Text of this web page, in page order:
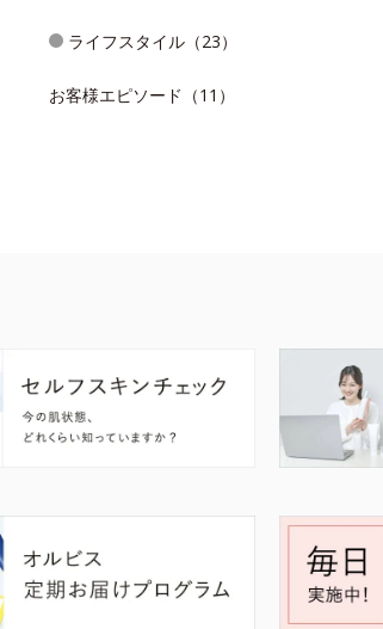
ライフスタイル（23）
お客様エピソード（11）